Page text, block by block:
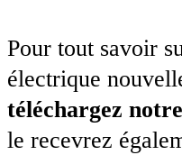
Pour tout savoir
électrique
téléchargez
le recevrez